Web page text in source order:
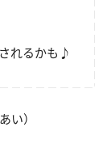
れるかも♪
い）